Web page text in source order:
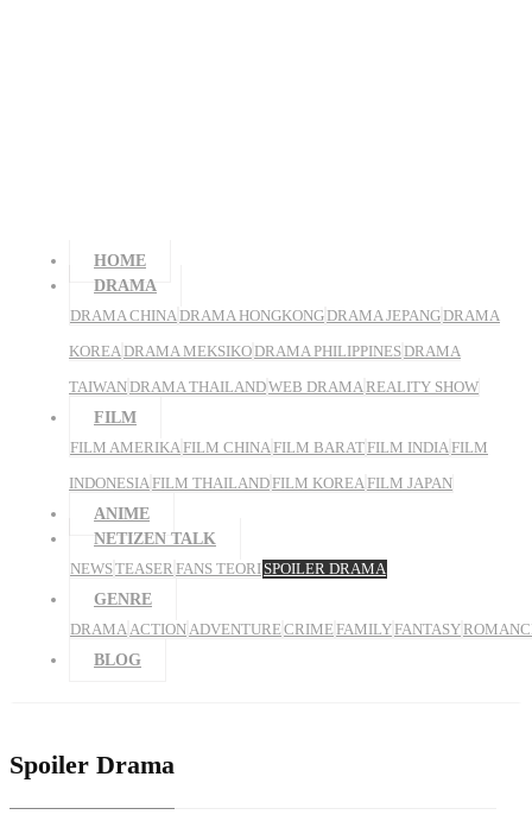
HOME
DRAMA
DRAMA CHINADRAMA HONGKONGDRAMA JEPANGDRAMA
KOREADRAMA MEKSIKODRAMA PHILIPPINESDRAMA
TAIWANDRAMA THAILANDWEB DRAMAREALITY SHOW
FILM
FILM AMERIKAFILM CHINAFILM BARATFILM INDIAFILM
INDONESIAFILM THAILANDFILM KOREAFILM JAPAN
ANIME
NETIZEN TALK
NEWSTEASERFANS TEORISPOILER DRAMA
GENRE
DRAMAACTIONADVENTURECRIMEFAMILYFANTASY
BLOG
Spoiler Drama